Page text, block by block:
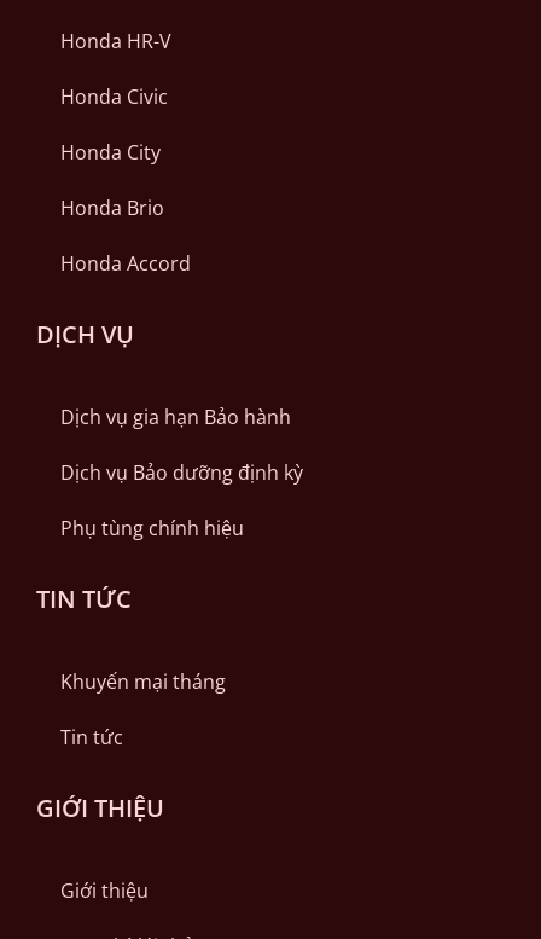
Honda HR-V
Honda Civic
Honda City
Honda Brio
Honda Accord
DỊCH VỤ
Dịch vụ gia hạn Bảo hành
Dịch vụ Bảo dưỡng định kỳ
Phụ tùng chính hiệu
TIN TỨC
Khuyến mại tháng
Tin tức
GIỚI THIỆU
Giới thiệu